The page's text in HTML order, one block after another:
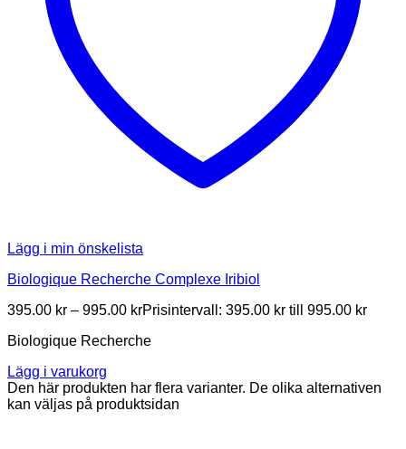
Lägg i min önskelista
Biologique Recherche Complexe Iribiol
395.00 kr – 995.00 krPrisintervall: 395.00 kr till 995.00 kr
Biologique Recherche
Lägg i varukorg
Den här produkten har flera varianter. De olika alternativen
kan väljas på produktsidan